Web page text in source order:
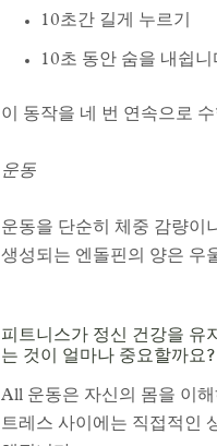
10초간 길게 누르기
10초 동안 숨을 내쉽니
이 동작을 네 번 연속으로
운동
운동을 단순히 체중 감량이
생성되는 엔돌핀의 양은 우
피트니스가 정신 건강을 유
는 것이 얼마나 중요할까요?
All 운동은 자신의 몸을 이
트레스 사이에는 직접적인